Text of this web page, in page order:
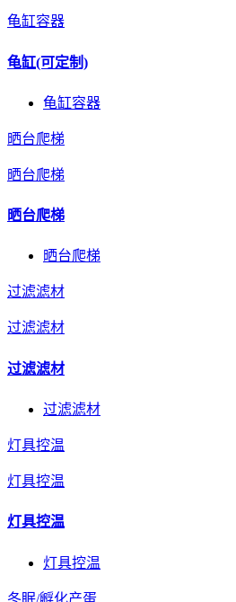
龟缸容器
龟缸(可定制)
龟缸容器
晒台爬梯
晒台爬梯
晒台爬梯
晒台爬梯
过滤滤材
过滤滤材
过滤滤材
过滤滤材
灯具控温
灯具控温
灯具控温
灯具控温
冬眠/孵化产蛋